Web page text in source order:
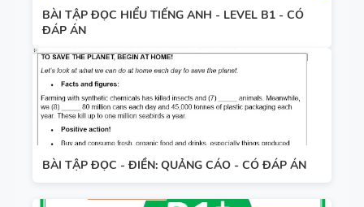
BÀI TẬP ĐỌC HIỂU TIẾNG ANH - LEVEL B1 - CÓ
ĐÁP ÁN
BÀI TẬP ĐỌC - ĐIỀN: QUẢNG CÁO - CÓ ĐÁP ÁN